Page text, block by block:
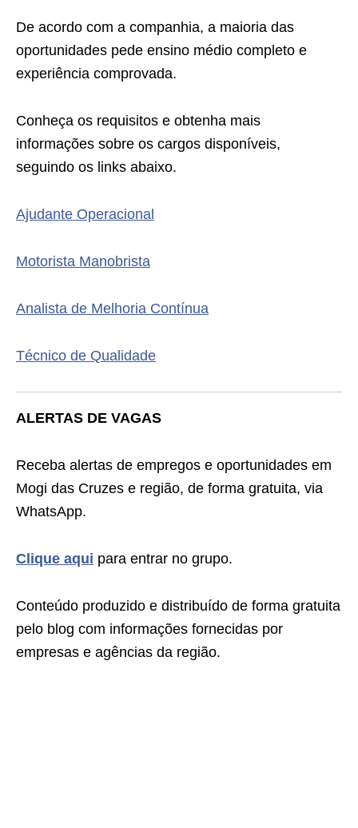
De acordo com a companhia, a maioria das
oportunidades pede ensino médio completo e
experiência comprovada.
Conheça os requisitos e obtenha mais
informações sobre os cargos disponíveis,
seguindo os links abaixo.
Ajudante Operacional
Motorista Manobrista
Analista de Melhoria Contínua
Técnico de Qualidade
ALERTAS DE VAGAS
Receba alertas de empregos e oportunidades em
Mogi das Cruzes e região, de forma gratuita, via
WhatsApp.
Clique aqui para entrar no grupo.
Conteúdo produzido e distribuído de forma gratuita
pelo blog com informações fornecidas por
empresas e agências da região.